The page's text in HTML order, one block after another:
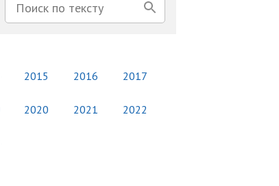
2015 2016 2017
2020 2021 2022